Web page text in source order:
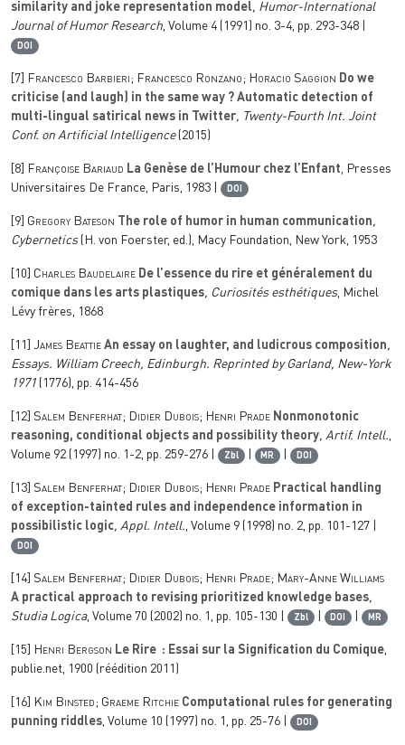
similarity and joke representation model, Humor-International
Journal of Humor Research, Volume 4(1991) no. 3-4, pp. 293-348 |
DOI
[7] Francesco Barbieri; Francesco Ronzano; Horacio Saggion Do we
criticise (and laugh) in the same way ? Automatic detection of
multi-lingual satirical news in Twitter, Twenty-Fourth Int. Joint
Conf. on Artificial Intelligence(2015)
[8] Françoise Bariaud La Genèse de l’Humour chez l’Enfant, Presses
Universitaires De France, Paris, 1983 |
DOI
[9] Gregory Bateson The role of humor in human communication,
Cybernetics(H. von Foerster, ed.), Macy Foundation, New York, 1953
[10] Charles Baudelaire De l’essence du rire et généralement du
comique dans les arts plastiques, Curiosités esthétiques, Michel
Lévy frères, 1868
[11] James Beattie An essay on laughter, and ludicrous composition,
Essays. William Creech, Edinburgh. Reprinted by Garland, New-York
1971 (1776), pp. 414-456
[12] Salem Benferhat; Didier Dubois; Henri Prade Nonmonotonic
reasoning, conditional objects and possibility theory, Artif. Intell.,
Volume 92 (1997) no. 1-2, pp. 259-276 | Zbl | MR | DOI
[13] Salem Benferhat; Didier Dubois; Henri Prade Practical handling
of exception-tainted rules and independence information in
possibilistic logic, Appl. Intell., Volume 9 (1998) no. 2, pp. 101-127 |
DOI
[14] Salem Benferhat; Didier Dubois; Henri Prade; Mary-Anne Williams
A practical approach to revising prioritized knowledge bases,
Studia Logica, Volume 70 (2002) no. 1, pp. 105-130 | Zbl | DOI | MR
[15] Henri Bergson Le Rire : Essai sur la Signification du Comique,
publie.net, 1900 (réédition 2011)
[16] Kim Binsted; Graeme Ritchie Computational rules for generating
punning riddles, Volume 10 (1997) no. 1, pp. 25-76 | DOI